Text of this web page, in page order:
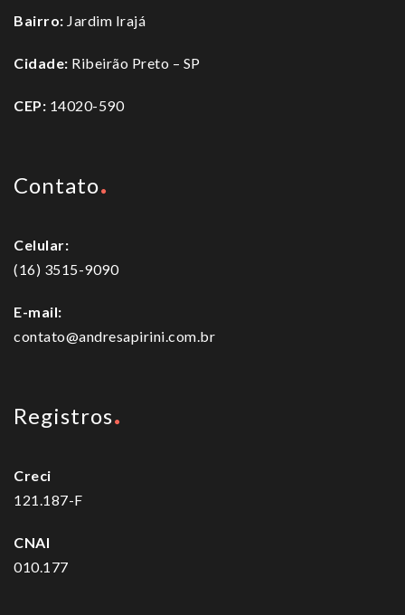
Bairro: Jardim Irajá
Cidade: Ribeirão Preto – SP
CEP: 14020-590
Contato
Celular:
(16) 3515-9090
E-mail:
contato@andresapirini.com.br
Registros
Creci
121.187-F
CNAI
010.177